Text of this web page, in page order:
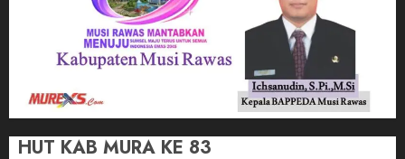
HUT KAB MURA KE 83